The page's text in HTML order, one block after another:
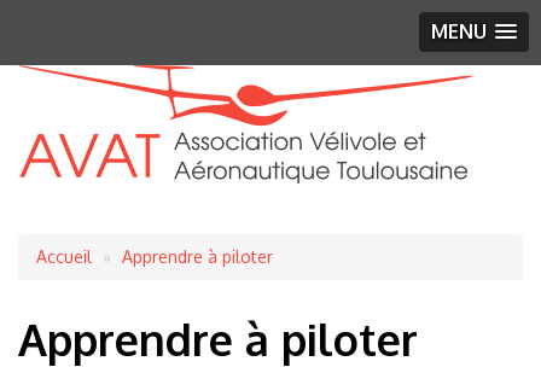
MENU
Fil
Accueil Apprendre à piloter
Apprendre à piloter